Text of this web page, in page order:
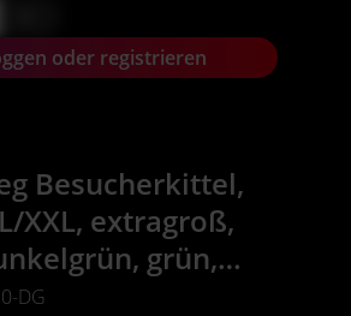
oder registrieren
Besucherkittel,
XXL, extragroß,
grün,
Comfort
DG